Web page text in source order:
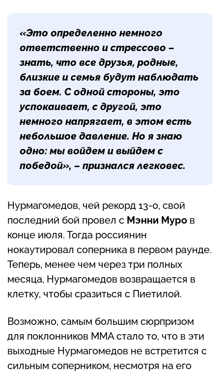
«Это определенно немного
ответственно и стрессово –
знать, что все друзья, родные,
близкие и семья будут наблюдать
за боем. С одной стороны, это
успокаивает, с другой, это
немного напрягает, в этом есть
небольшое давление. Но я знаю
одно: мы войдем и выйдем с
победой», – признался легковес.
Нурмагомедов, чей рекорд 13-0, свой
последний бой провел с Мэнни Муро в
конце июля. Тогда россиянин
нокаутировал соперника в первом раунде.
Теперь, менее чем через три полных
месяца, Нурмагомедов возвращается в
клетку, чтобы сразиться с Пиетилой.
Возможно, самым большим сюрпризом
для поклонников MMA стало то, что в эти
выходные Нурмагомедов не встретится с
сильным соперником, несмотря на его